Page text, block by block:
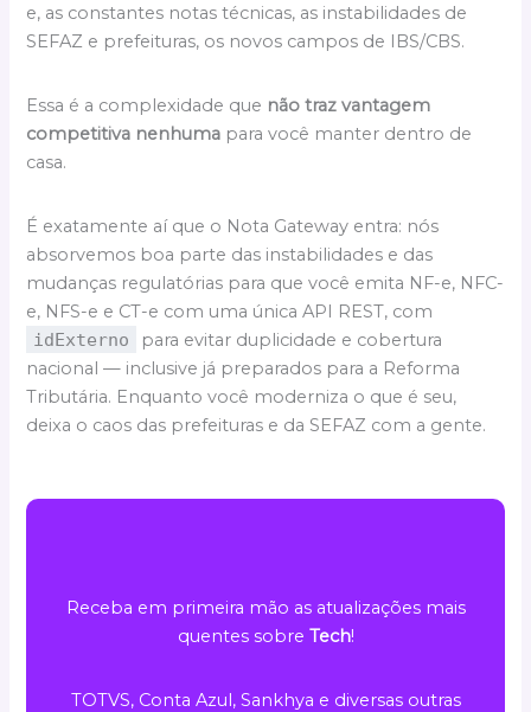
e, as constantes notas técnicas, as instabilidades de
SEFAZ e prefeituras, os novos campos de IBS/CBS.
Essa é a complexidade que não traz vantagem
competitiva nenhuma para você manter dentro de
casa.
É exatamente aí que o Nota Gateway entra: nós
absorvemos boa parte das instabilidades e das
mudanças regulatórias para que você emita NF-e, NFC-
e, NFS-e e CT-e com uma única API REST, com
idExterno
para evitar duplicidade e cobertura
nacional — inclusive já preparados para a Reforma
Tributária. Enquanto você moderniza o que é seu,
deixa o caos das prefeituras e da SEFAZ com a gente.
Receba em primeira mão as atualizações mais
quentes sobre Tech!
TOTVS, Conta Azul, Sankhya e diversas outras